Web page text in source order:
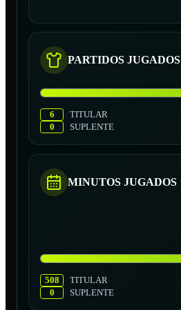
PARTIDOS JUGADOS
6
TITULAR
0
SUPLENTE
MINUTOS JUGADOS
508
TITULAR
0
SUPLENTE